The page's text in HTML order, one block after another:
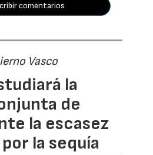
comentarios
Vasco
la
de
la escasez
la sequía